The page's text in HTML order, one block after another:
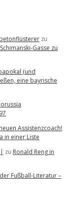
zu
Gasse zu
(und
eine bayrische
Assistenzcoach!
in einer Liste
zu Ronald Reng in
Fußball-Literatur –